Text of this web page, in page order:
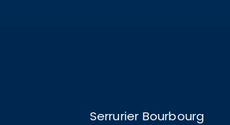
Serrurier Bourbourg